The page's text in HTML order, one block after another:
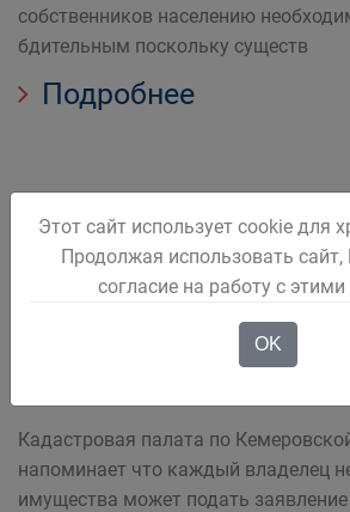
собственников населению
бдительным поскольку существ
Подробнее
Запретить действия с
недвижимостью без
участия собственника
Кадастровая палата по
напоминает что каждый владелец
имущества может подать
Этот сайт использует cookie для
Продолжая использовать сайт,
согласие на работу с
OK